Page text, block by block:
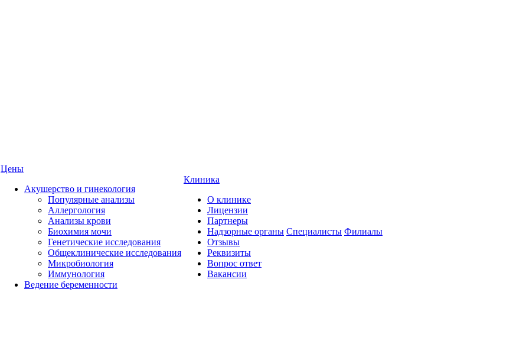
Цены
Акушерство и гинекология
Популярные анализы
Аллергология
Анализы крови
Биохимия мочи
Генетические исследования
Общеклинические исследования
Микробиология
Иммунология
Ведение беременности
Клиника
О клинике
Лицензии
Партнеры
Надзорные органы
Отзывы
Реквизиты
Вопрос ответ
Вакансии
Специалисты Филиалы